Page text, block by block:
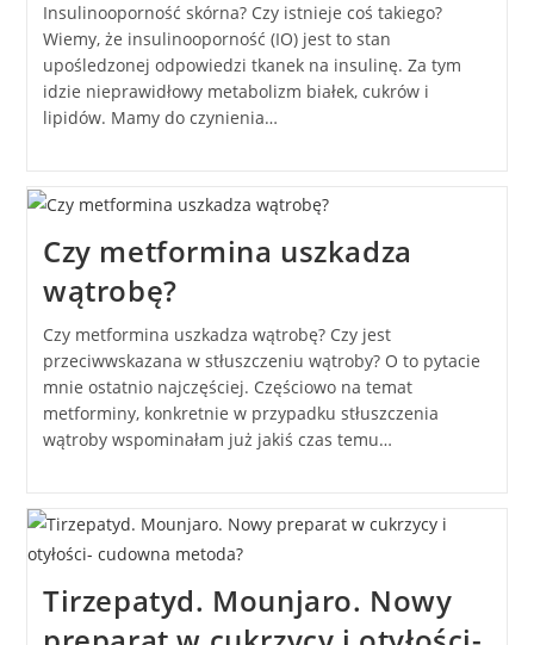
Insulinooporność skórna? Czy istnieje coś takiego?
Wiemy, że insulinooporność (IO) jest to stan
upośledzonej odpowiedzi tkanek na insulinę. Za tym
idzie nieprawidłowy metabolizm białek, cukrów i
lipidów. Mamy do czynienia…
Czy metformina uszkadza
wątrobę?
Czy metformina uszkadza wątrobę? Czy jest
przeciwwskazana w stłuszczeniu wątroby? O to pytacie
mnie ostatnio najczęściej. Częściowo na temat
metforminy, konkretnie w przypadku stłuszczenia
wątroby wspominałam już jakiś czas temu…
Tirzepatyd. Mounjaro. Nowy